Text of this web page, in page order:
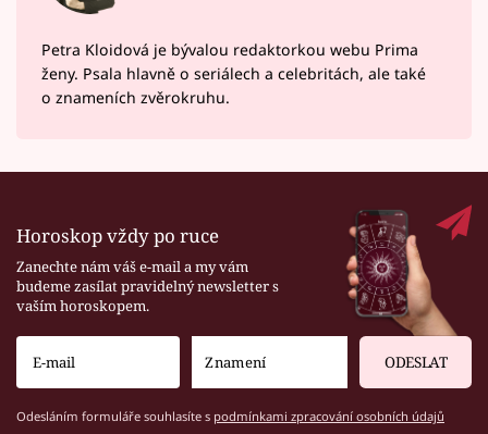
Petra Kloidová je bývalou redaktorkou webu Prima
ženy. Psala hlavně o seriálech a celebritách, ale také
o znameních zvěrokruhu.
Horoskop vždy po ruce
Zanechte nám váš e-mail a my vám
budeme zasílat pravidelný newsletter s
vaším horoskopem.
ODESLAT
Odesláním formuláře souhlasíte s podmínkami zpracování osobních údajů